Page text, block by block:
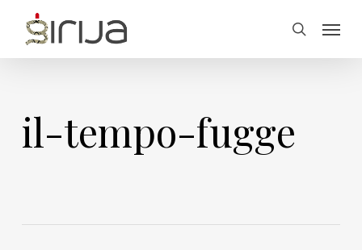
main
search
il-tempo-fugge